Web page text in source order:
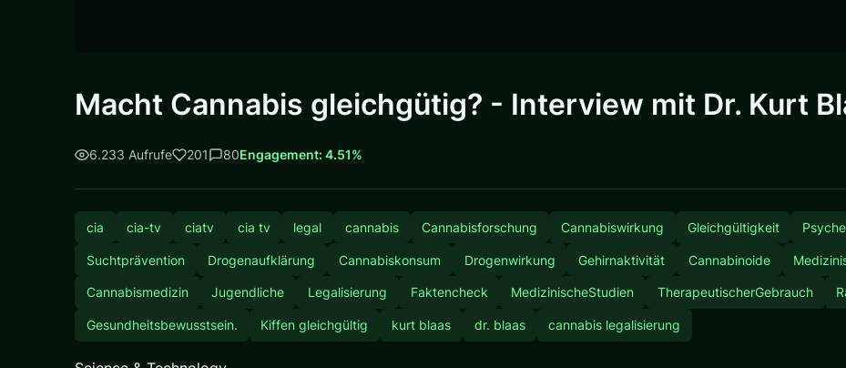
Macht Cannabis gleichgütig? - Interview mit Dr. Kurt
6.233 Aufrufe 201 80Engagement: 4.51%
cia cia-tv ciatv cia tv legal cannabis Cannabisforschung Cannabiswirkung Gleichgültigkeit Psyche
Suchtprävention Drogenaufklärung Cannabiskonsum Drogenwirkung Gehirnaktivität Cannabinoide
Cannabismedizin Jugendliche Legalisierung Faktencheck MedizinischeStudien TherapeutischerGebrauch
Gesundheitsbewusstsein. Kiffen gleichgültig kurt blaas dr. blaas cannabis legalisierung